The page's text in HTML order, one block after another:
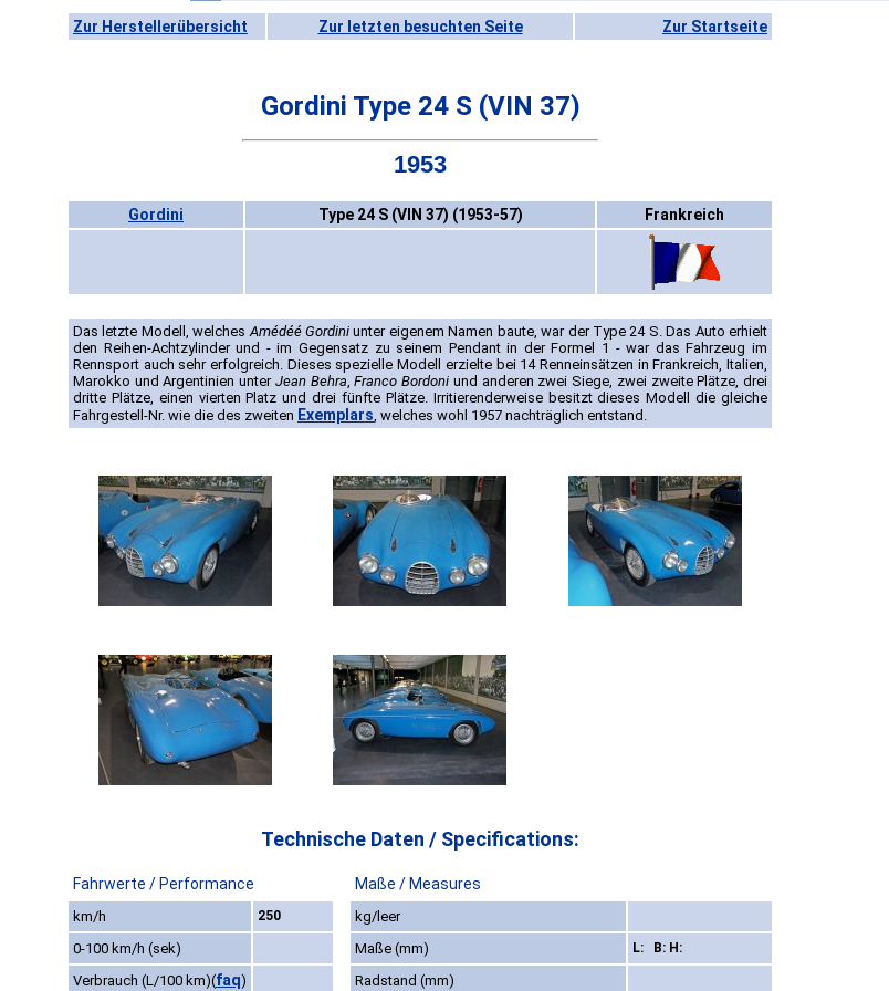
Zur Herstellerübersicht Zur letzten besuchten Seite Zur Startseite
Gordini Type 24 S (VIN 37)
1953
Gordini Type 24 S (VIN 37) (1953-57) Frankreich
Das letzte Modell, welchesAmédéé Gordini unter eigenem Namen baute, war der Type 24 S. Das Auto erhielt
den Reihen-Achtzylinder und - im Gegensatz zu seinem Pendant in der Formel 1 - war das Fahrzeug im
Rennsport auch sehr erfolgreich. Dieses spezielle Modell erzielte bei 14 Renneinsätzen in Frankreich, Italien,
Marokko und Argentinien unter Jean Behra,Franco Bordoni und anderen zwei Siege, zwei zweite Plätze, drei
dritte Plätze, einen vierten Platz und drei fünfte Plätze. Irritierenderweise besitzt dieses Modell die gleiche
Fahrgestell-Nr. wie die des zweiten Exemplars, welches wohl 1957 nachträglich entstand.
Technische Daten / Specifications:
Fahrwerte / Performance Maße / Measures
km/h 250
kg/leer
0-100 km/h (sek)
Maße (mm) L: B: H:
Verbrauch (L/100 km)(faq) Radstand (mm)